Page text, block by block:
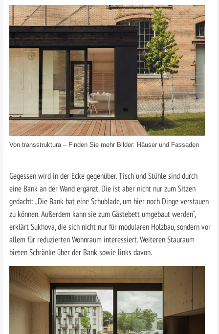
Von transstruktura– Finden Sie mehr Bilder: Häuser und Fassaden
Gegessen wird in der Ecke gegenüber. Tisch und Stühle sind durch
eine Bank an der Wand ergänzt. Die ist aber nicht nur zum Sitzen
gedacht: „Die Bank hat eine Schublade, um hier noch Dinge verstauen
zu können. Außerdem kann sie zum Gästebett umgebaut werden“,
erklärt Sukhova, die sich nicht nur für modularen Holzbau, sondern vor
allem für reduzierten Wohnraum interessiert. Weiteren Stauraum
bieten Schränke über der Bank sowie links davon.